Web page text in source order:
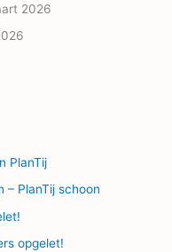
2026
PlanTij
– PlanTij schoon
opgelet!